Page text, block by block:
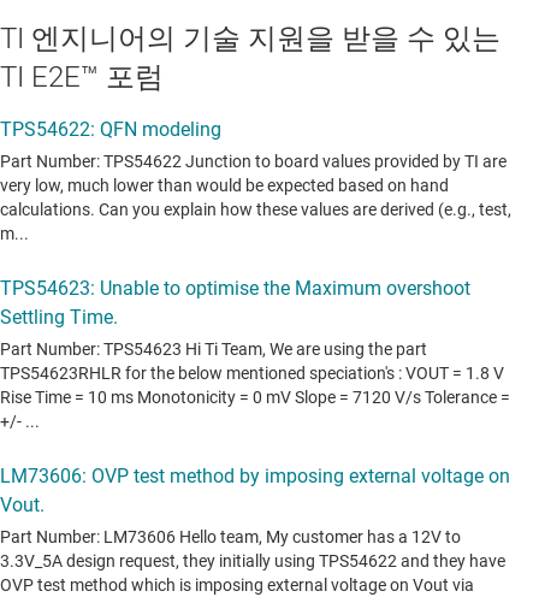
TI 엔지니어의 기술 지원을 받을 수 있는
TI E2E™ 포럼